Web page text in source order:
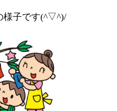
様子です(^▽^)/